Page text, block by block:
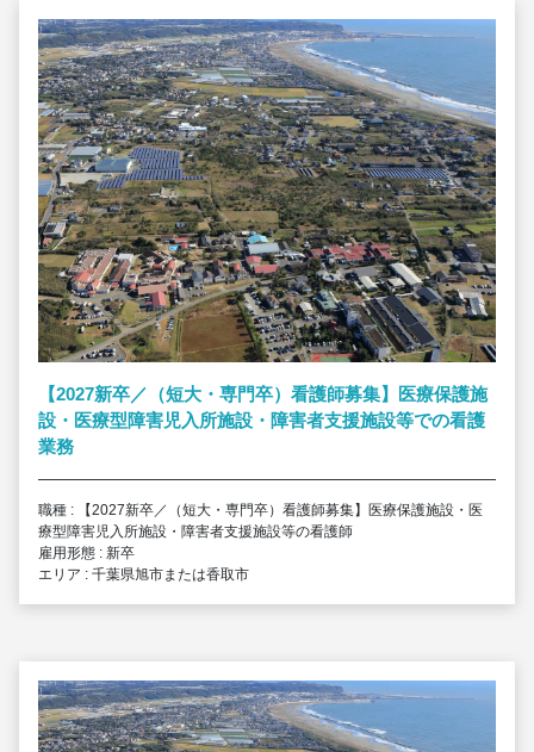
【2027新卒／（短大・専門卒）看護師募集】医療保護施
設・医療型障害児入所施設・障害者支援施設等での看護
業務
職種 : 【2027新卒／（短大・専門卒）看護師募集】医療保護施設・医
療型障害児入所施設・障害者支援施設等の看護師
雇用形態 : 新卒
エリア : 千葉県旭市または香取市